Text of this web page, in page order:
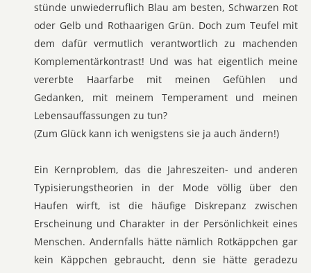
stünde unwiederruflich Blau am besten, Schwarzen Rot
oder Gelb und Rothaarigen Grün. Doch zum Teufel mit
dem dafür vermutlich verantwortlich zu machenden
Komplementärkontrast! Und was hat eigentlich meine
vererbte Haarfarbe mit meinen Gefühlen und
Gedanken, mit meinem Temperament und meinen
Lebensauffassungen zu tun?
(Zum Glück kann ich wenigstens sie ja auch ändern!)
Ein Kernproblem, das die Jahreszeiten- und anderen
Typisierungstheorien in der Mode völlig über den
Haufen wirft, ist die häufige Diskrepanz zwischen
Erscheinung und Charakter in der Persönlichkeit eines
Menschen. Andernfalls hätte nämlich Rotkäppchen gar
kein Käppchen gebraucht, denn sie hätte geradezu